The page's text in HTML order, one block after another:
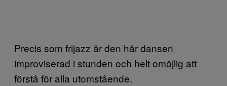
Precis som frijazz är den här dansen
improviserad i stunden och helt omöjlig att
förstå för alla utomstående.